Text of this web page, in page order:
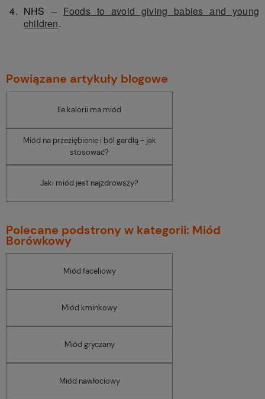
NHS – Foods to avoid giving babies and young
children.
Powiązane artykuły blogowe
Ile kalorii ma miód
Miód na przeziębienie i ból gardłą - jak
stosować?
Jaki miód jest najzdrowszy?
Polecane podstrony w kategorii: Miód
Borówkowy
Miód faceliowy
Miód kminkowy
Miód gryczany
Miód nawłociowy